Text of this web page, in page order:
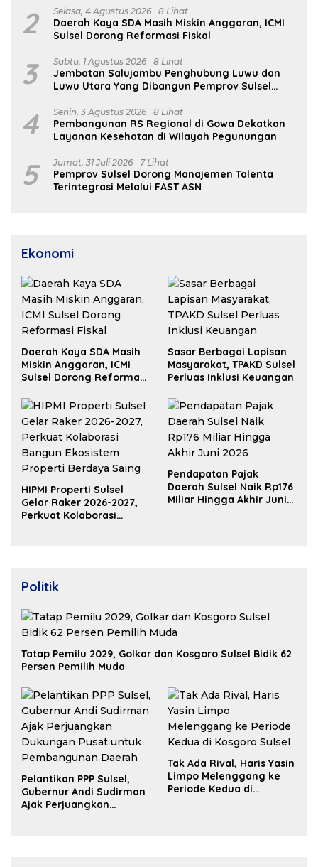
2 Selasa, 4 Agustus 2026 8 Lihat
Daerah Kaya SDA Masih Miskin Anggaran, ICMI
Sulsel Dorong Reformasi Fiskal
3 Sabtu, 1 Agustus 2026 8 Lihat
Jembatan Salujambu Penghubung Luwu dan
Luwu Utara Yang Dibangun Pemprov Sulsel
4 Senin, 3 Agustus 2026 8 Lihat
Pembangunan RS Regional di Gowa Dekatkan
Layanan Kesehatan di Wilayah Pegunungan
5 Jumat, 31 Juli 2026 7 Lihat
Pemprov Sulsel Dorong Manajemen Talenta
Terintegrasi Melalui FAST ASN
Ekonomi
Daerah Kaya SDA Masih
Miskin Anggaran, ICMI
Sulsel Dorong Reformasi
Sasar Berbagai Lapisan
Masyarakat, TPAKD Sulsel
Perluas Inklusi Keuangan
HIPMI Properti Sulsel
Gelar Raker 2026-2027,
Perkuat Kolaborasi
Pendapatan Pajak
Daerah Sulsel Naik Rp176
Miliar Hingga Akhir Juni
Politik
Tatap Pemilu 2029, Golkar dan Kosgoro Sulsel Bidik 62
Persen Pemilih Muda
Pelantikan PPP Sulsel,
Gubernur Andi Sudirman
Ajak Perjuangkan
Tak Ada Rival, Haris Yasin
Limpo Melenggang ke
Periode Kedua di